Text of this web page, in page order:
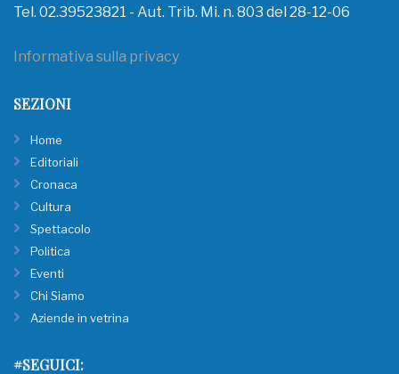
Tel. 02.39523821 - Aut. Trib. Mi. n. 803 del 28-12-06
Informativa sulla privacy
SEZIONI
Home
Editoriali
Cronaca
Cultura
Spettacolo
Politica
Eventi
Chi Siamo
Aziende in vetrina
#SEGUICI: